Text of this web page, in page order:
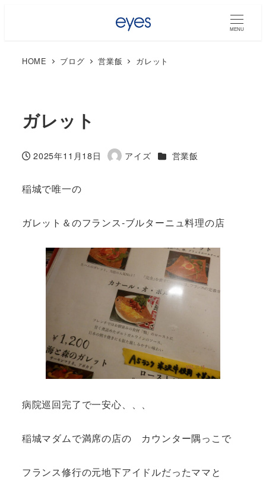
MENU
HOME ブログ 営業飯 ガレット
ガレット
投稿日
2025年11月18日
著
アイズ カテゴリー
営業飯
稲城で唯一の
ガレット＆のフランス‐ブルターニュ料理の店
病院巡回完了で一安心、、、
稲城マダムで満席の店の カウンター隅っこで
フランス修行の元地下アイドルだったママと